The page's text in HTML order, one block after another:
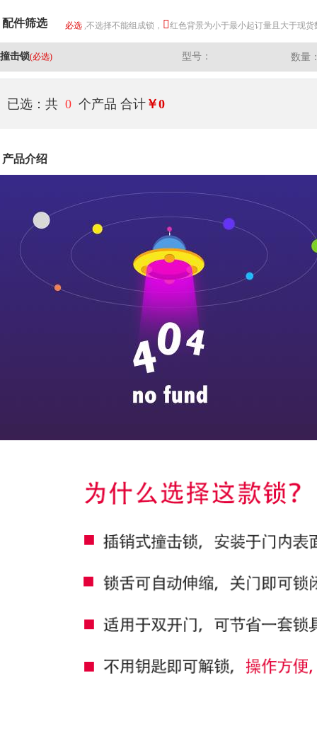
配件筛选 必选 ,不选择不能组成锁， 红色背景为小于最小起订量且大于现
撞击锁(必选) 型号： 数量
已选：共 0 个产品 合计 ￥0
产品介绍